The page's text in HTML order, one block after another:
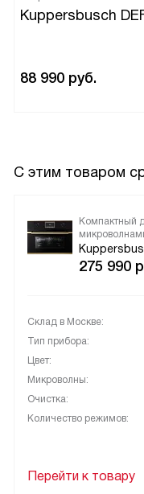
громоздко.
парогенератор даёт
выпечке хлеба и
делами. Освещение
результат при
любит готовить с
простой контроль.
Kuppersbusch
88 990 руб.
С этим товаром
Компактный
275 990
Склад в Москве:
Тип прибора:
Цвет:
Микроволны:
Очистка:
Количество режимов:
Перейти к товару